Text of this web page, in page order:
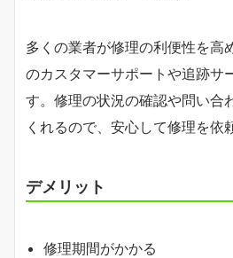
多くの業者が修理の利便性を高
のカスタマーサポートや追跡サ
す。修理の状況の確認や問い合
くれるので、安心して修理を依
デメリット
修理期間がかかる